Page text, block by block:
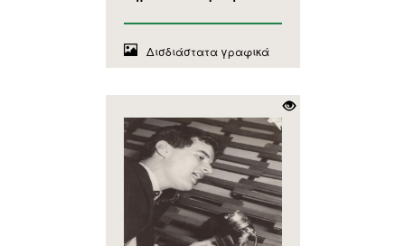
Δισδιάστατα γραφικά